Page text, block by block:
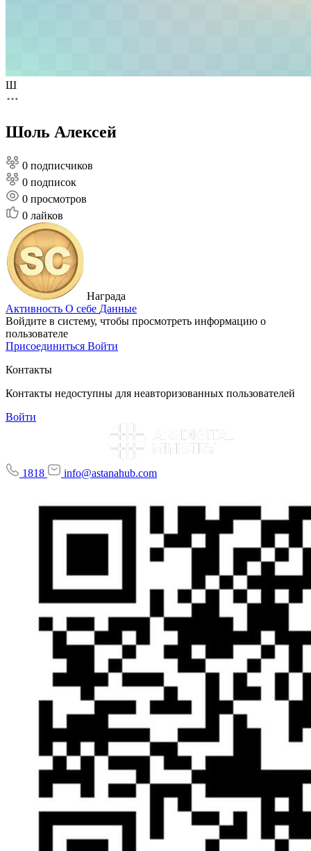
Ш
Шоль Алексей
0 подписчиков
0 подписок
0 просмотров
0 лайков
Награда
Активность О себе Данные
Войдите в систему, чтобы просмотреть информацию о
пользователе
Присоединиться Войти
Контакты
Контакты недоступны для неавторизованных пользователей
Войти
1818 info@astanahub.com